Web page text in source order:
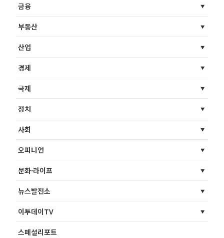
금융
부동산
산업
경제
국제
정치
사회
오피니언
문화·라이프
뉴스발전소
이투데이TV
스페셜리포트